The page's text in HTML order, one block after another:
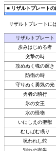
■ リザルトプレート
リザルトプレートに
リザルトプレート
歩みはじめる者
突撃の時
攻めぬく魂の輝き
防衛の時
守りぬく勇気の光
勇者の騎行
氷の女王
水の怪物
いにしえの聖獣
むしばむ眠り
呪われし蛇